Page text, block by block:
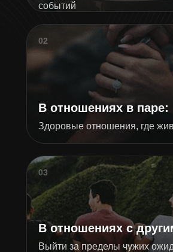
событий
В отношениях с
Выйти за пределы чужих
03
В отношениях в паре:
Здоровые отношения, где
02